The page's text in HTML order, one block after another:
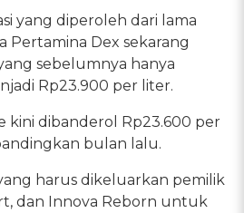
yang diperoleh dari lama
Pertamina Dex sekarang
sebelumnya hanya
Rp23.900 per liter.
kini dibanderol Rp23.600 per
bulan lalu.
harus dikeluarkan pemilik
dan Innova Reborn untuk